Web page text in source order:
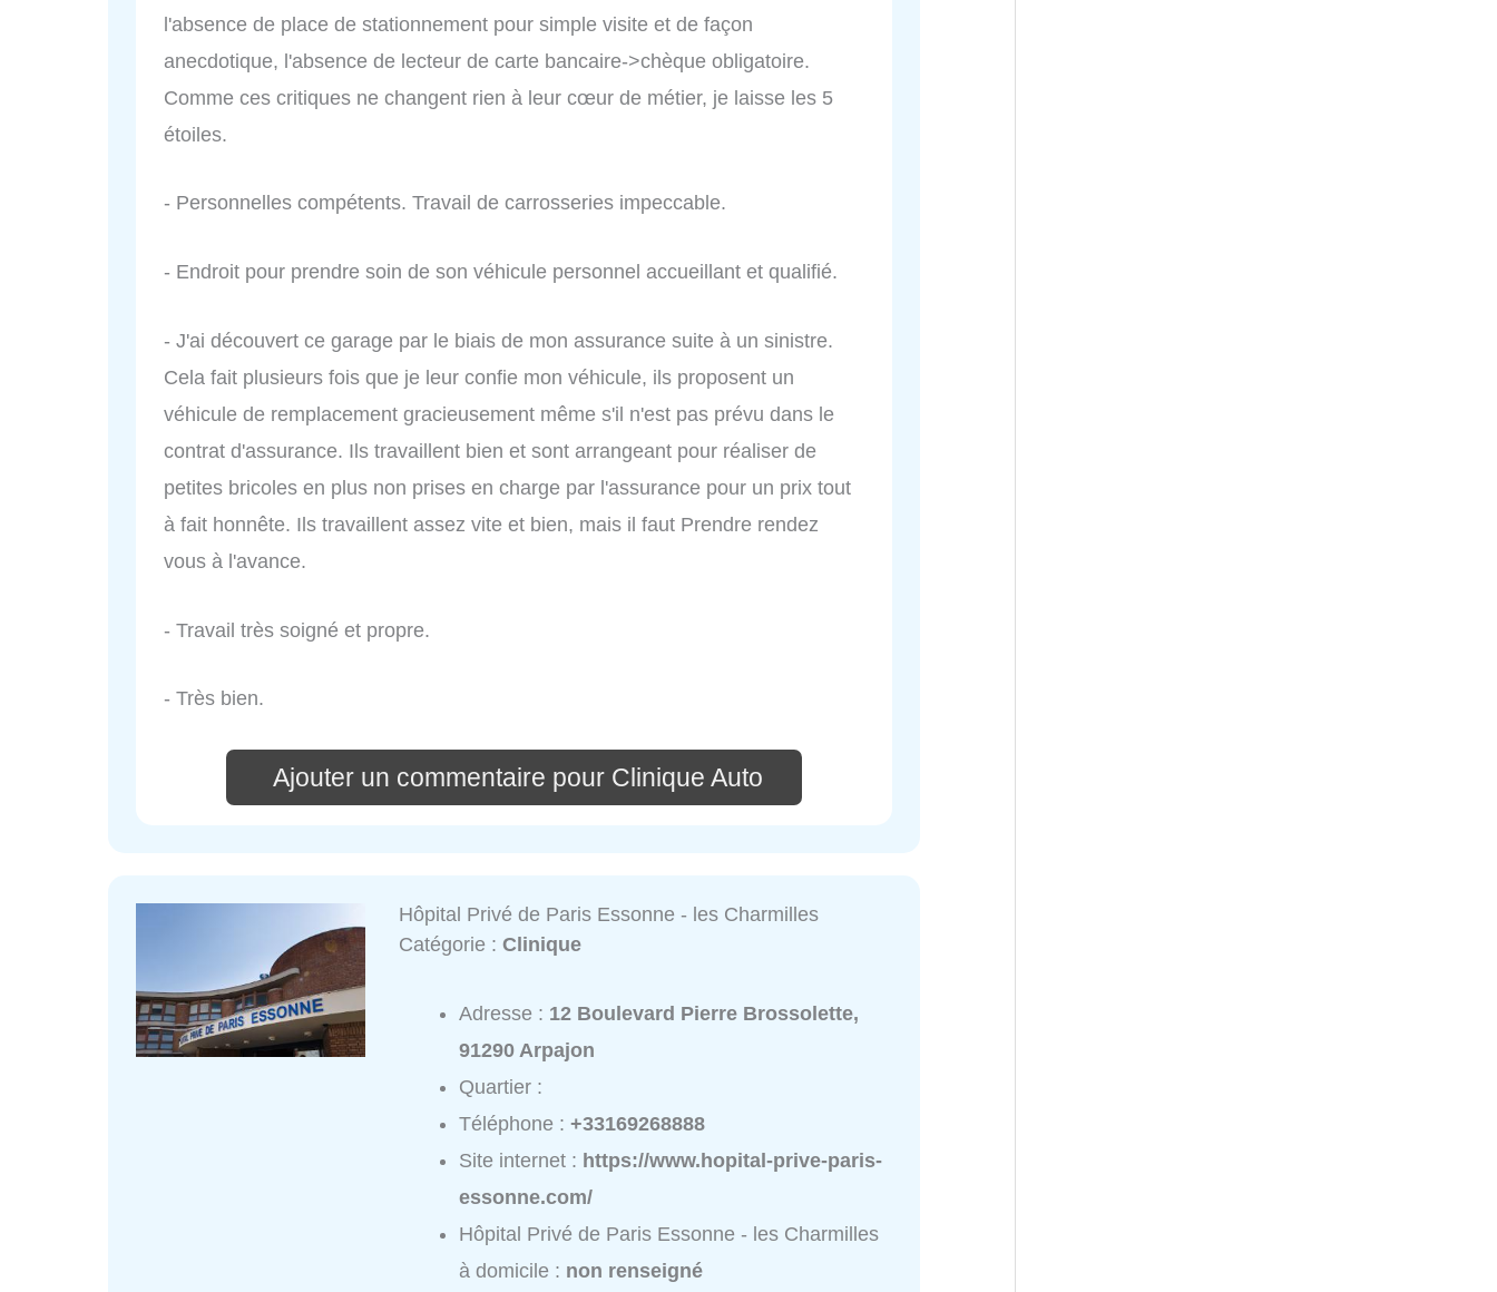
l'absence de place de stationnement pour simple visite et de façon
anecdotique, l'absence de lecteur de carte bancaire->chèque obligatoire.
Comme ces critiques ne changent rien à leur cœur de métier, je laisse les 5
étoiles.
- Personnelles compétents. Travail de carrosseries impeccable.
- Endroit pour prendre soin de son véhicule personnel accueillant et qualifié.
- J'ai découvert ce garage par le biais de mon assurance suite à un sinistre.
Cela fait plusieurs fois que je leur confie mon véhicule, ils proposent un
véhicule de remplacement gracieusement même s'il n'est pas prévu dans le
contrat d'assurance. Ils travaillent bien et sont arrangeant pour réaliser de
petites bricoles en plus non prises en charge par l'assurance pour un prix tout
à fait honnête. Ils travaillent assez vite et bien, mais il faut Prendre rendez
vous à l'avance.
- Travail très soigné et propre.
- Très bien.
Ajouter un commentaire pour Clinique Auto
Hôpital Privé de Paris Essonne - les Charmilles
Catégorie :Clinique
Adresse : 12 Boulevard Pierre Brossolette,
91290 Arpajon
Quartier :
Téléphone :+33169268888
Site internet : https://www.hopital-prive-paris-
essonne.com/
Hôpital Privé de Paris Essonne - les Charmilles
à domicile : non renseigné